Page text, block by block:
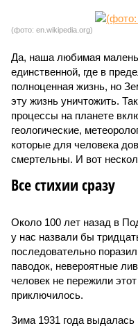
(фото: en.wikipedia.org)
Да, наша любимая
единственной, где в
полноценная жизнь, но
эту жизнь уничтожить.
процессы на планете
геологические,
которые для человека
смертельны. И вот
Все стихии сразу
Около 100 лет назад в
у нас назвали бы
последовательно
паводок, невероятные
человек не пережили
приключилось.
Зима 1931 года выдалась